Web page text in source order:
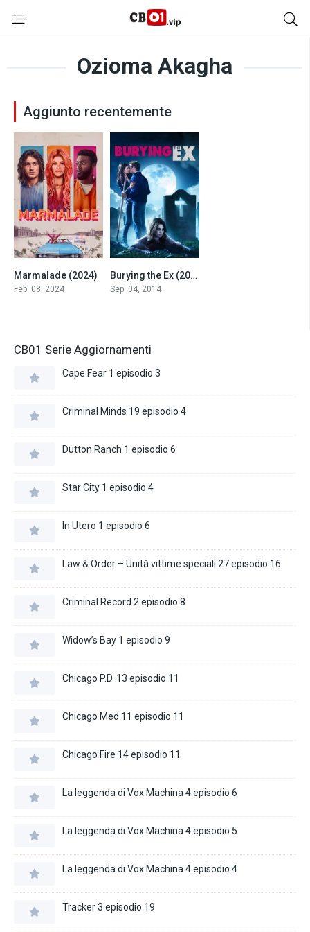
Ozioma Akagha
Aggiunto recentemente
6.3
Marmalade (2024)
Feb. 08, 2024
5.4Burying the Ex (2014)
Sep. 04, 2014
CB01 Serie Aggiornamenti
Cape Fear 1 episodio 3
Criminal Minds 19 episodio 4
Dutton Ranch 1 episodio 6
Star City 1 episodio 4
In Utero 1 episodio 6
Law & Order – Unità vittime speciali 27 episodio 16
Criminal Record 2 episodio 8
Widow’s Bay 1 episodio 9
Chicago P.D. 13 episodio 11
Chicago Med 11 episodio 11
Chicago Fire 14 episodio 11
La leggenda di Vox Machina 4 episodio 6
La leggenda di Vox Machina 4 episodio 5
La leggenda di Vox Machina 4 episodio 4
Tracker 3 episodio 19